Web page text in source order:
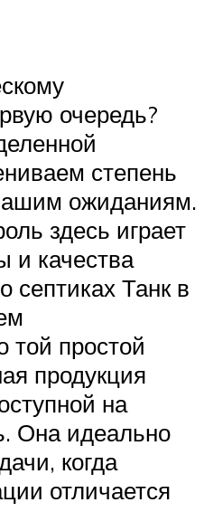
очередь?
степень
ожиданиям.
здесь играет
и качества
септиках Танк в
той простой
продукция
на
Она идеально
когда
отличается